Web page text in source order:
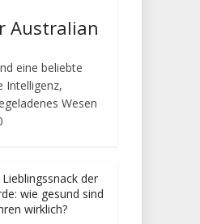
Australian
eine beliebte
Intelligenz,
Wesen
der
wie gesund sind
wirklich?